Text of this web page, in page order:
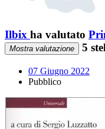
Ilbix ha valutato
Mostra valutazione 5
07 Giugno 2022
Pubblico